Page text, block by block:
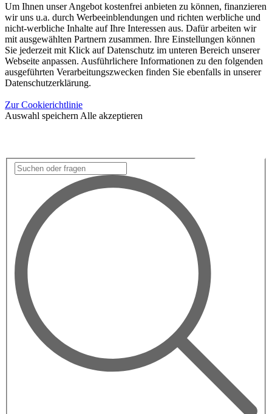
Um Ihnen unser Angebot kostenfrei anbieten zu können, finanzieren
wir uns u.a. durch Werbeeinblendungen und richten werbliche und
nicht-werbliche Inhalte auf Ihre Interessen aus. Dafür arbeiten wir
mit ausgewählten Partnern zusammen. Ihre Einstellungen können
Sie jederzeit mit Klick auf Datenschutz im unteren Bereich unserer
Webseite anpassen. Ausführlichere Informationen zu den folgenden
ausgeführten Verarbeitungszwecken finden Sie ebenfalls in unserer
Datenschutzerklärung.
Zur Cookierichtlinie
Auswahl speichern Alle akzeptieren